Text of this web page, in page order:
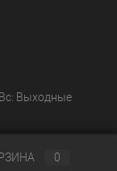
Выходные
0